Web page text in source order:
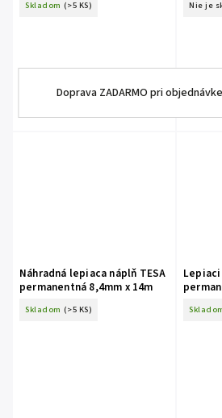
Doprava ZADARMO pri
Skladom (>5 KS) Nie je
Náhradná lepiaca náplň TESA
permanentná 8,4mm x 14m
Skladom (>5 KS)